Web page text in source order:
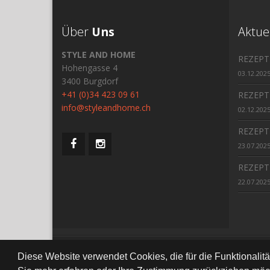
Diese Website verwendet Cookies, die für die
Über Uns
STYLE AND HOME
Hohengasse 4
3400 Burgdorf
+41 (0)34 423 09 61
info@styleandhome.ch
REZEPT
03.12.2025
REZEPT
02.12.2025
REZEPT
23.07.2025
REZEPT
22.07.2025
All Right